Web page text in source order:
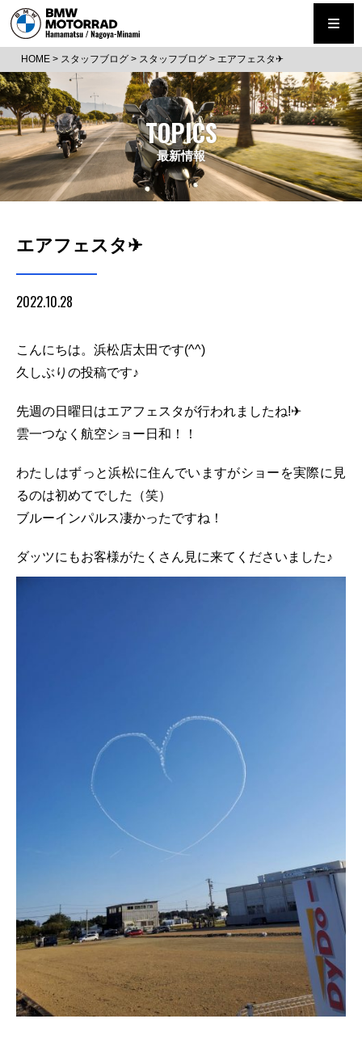
HOME > スタッフブログ > スタッフブログ > エアフェスタ✈
TOPICS
最新情報
エアフェスタ✈
2022.10.28
こんにちは。浜松店太田です(^^)
久しぶりの投稿です♪
先週の日曜日はエアフェスタが行われましたね!✈
雲一つなく航空ショー日和！！
わたしはずっと浜松に住んでいますがショーを実際に見
るのは初めてでした（笑）
ブルーインパルス凄かったですね！
ダッツにもお客様がたくさん見に来てくださいました♪